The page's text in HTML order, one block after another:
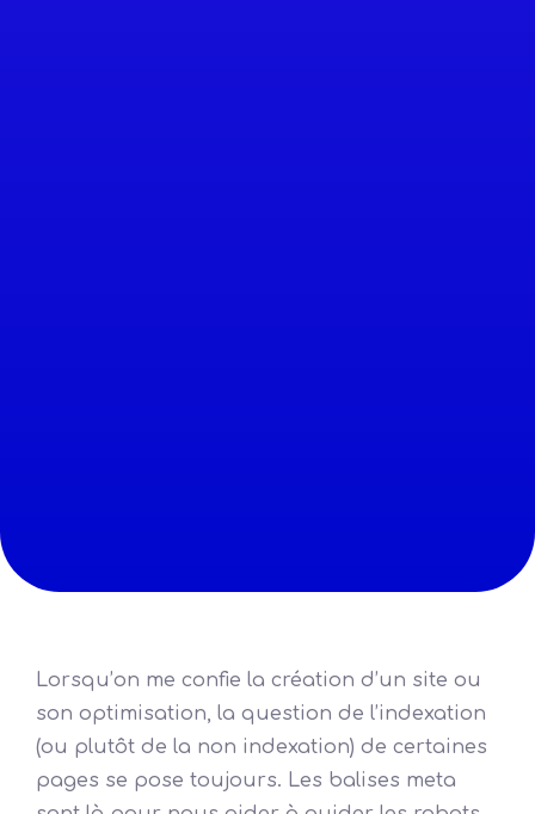
Lorsqu’on me confie la création d’un site ou
son optimisation, la question de l’indexation
(ou plutôt de la non indexation) de certaines
pages se pose toujours. Les balises meta